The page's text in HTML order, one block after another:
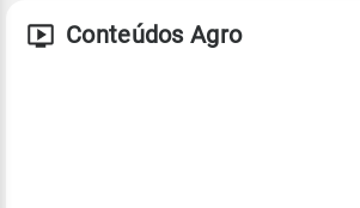
Conteúdos Agro